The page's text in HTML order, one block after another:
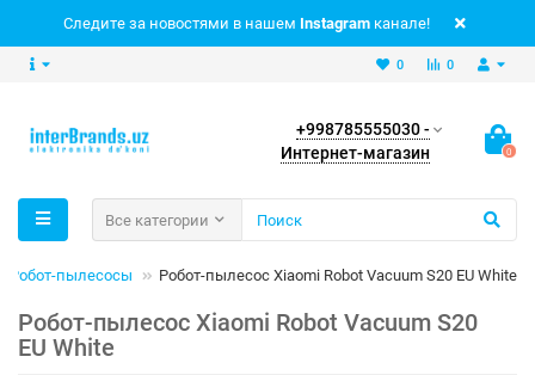
Следите за новостями в нашем Instagram канале!
0
0
+998785555030 -
Интернет-магазин
0
Все категории
Робот-пылесосы Робот-пылесос Xiaomi Robot Vacuum S20 EU White
Робот-пылесос Xiaomi Robot Vacuum S20
EU White